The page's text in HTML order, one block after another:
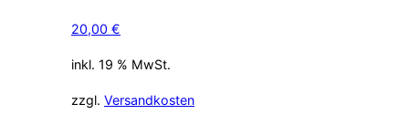
20,00 €
inkl. 19 % MwSt.
zzgl. Versandkosten